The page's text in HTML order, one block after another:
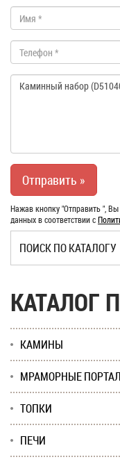
Нажав кнопку "Отправить ", Вы
данных в соответствии с
КАТАЛОГ
КАМИНЫ
МРАМОРНЫЕ
ТОПКИ
ПЕЧИ